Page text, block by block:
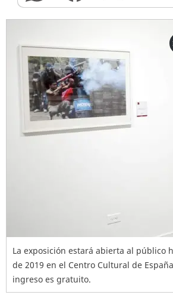
La exposición estará abierta al público
de 2019 en el Centro Cultural de
ingreso es gratuito.